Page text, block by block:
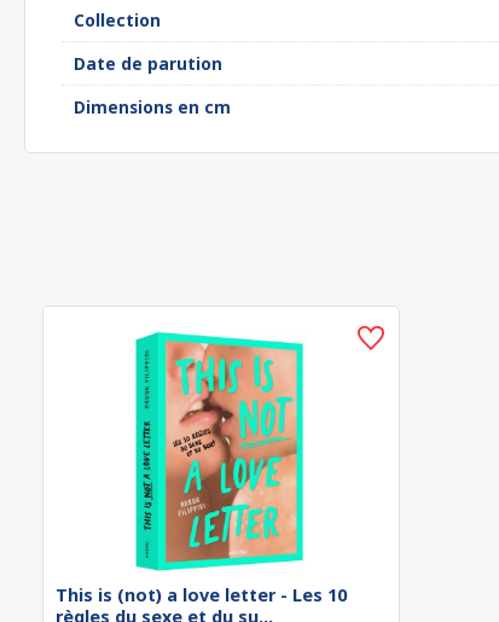
Collection
Date de parution
Dimensions en cm
This is (not) a love letter - Les 10
règles du sexe et du su...